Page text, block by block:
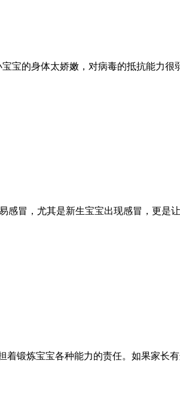
宝的身体太娇嫩，对病毒的抵抗能力
冒，尤其是新生宝宝出现感冒，更是
锻炼宝宝各种能力的责任。如果家长